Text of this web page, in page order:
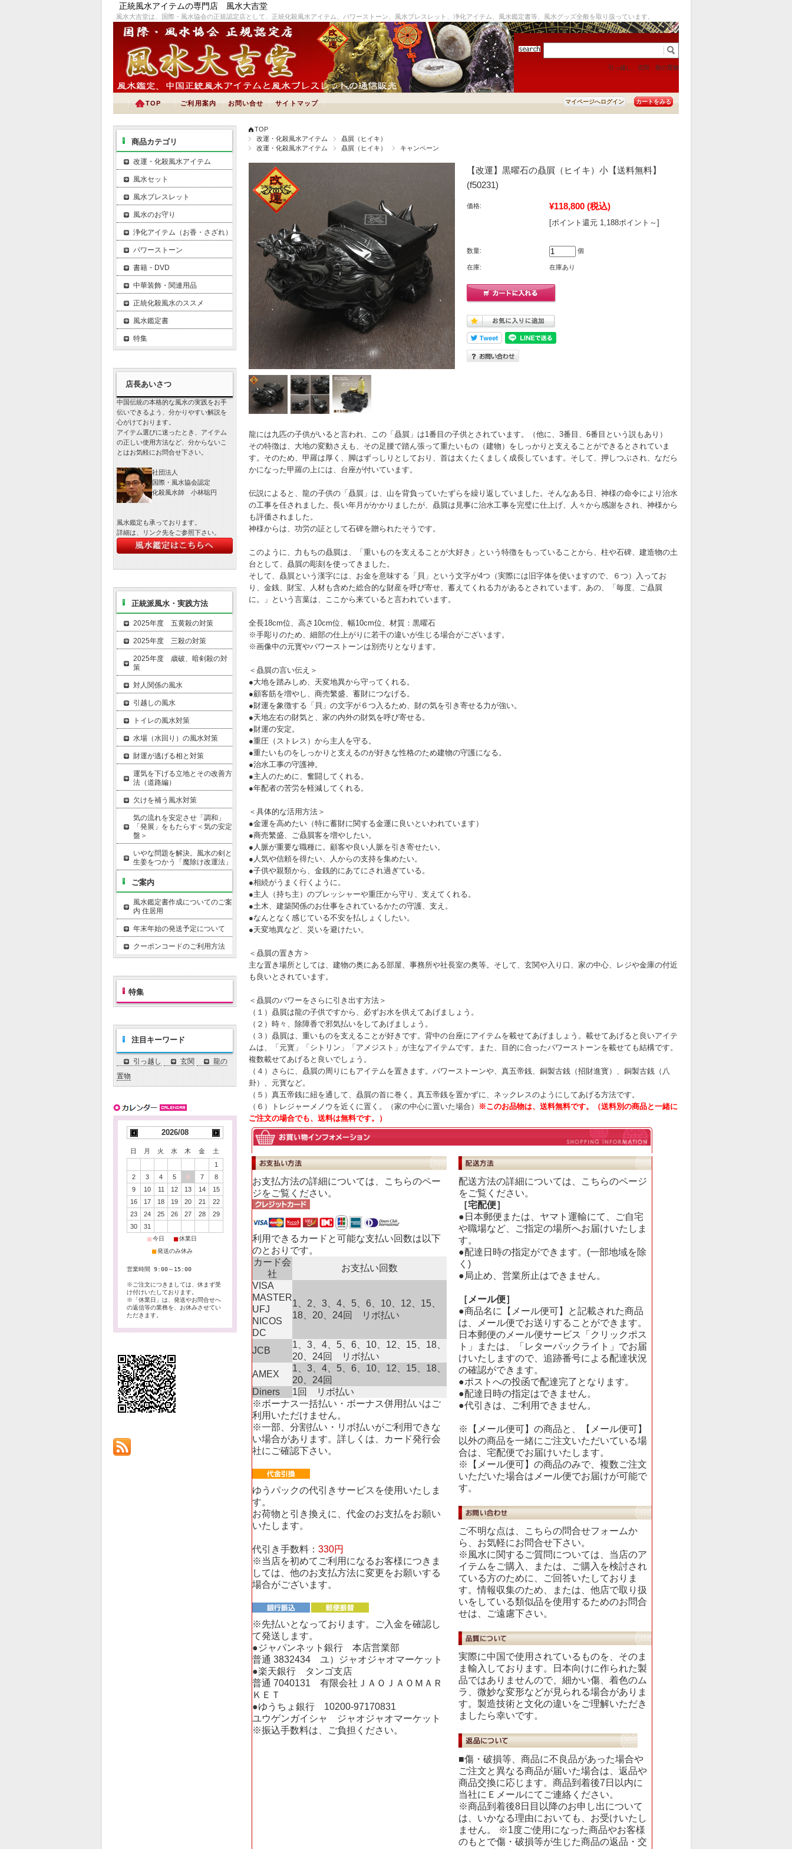
正統風水アイテムの専門店 風水大吉堂
風水大吉堂は、国際・風水協会の正規認定店として、正統化殺風水アイテム、パワーストーン、風水ブレスレット、浄化アイテム、風水鑑定書等、風水グッズ全般を取り扱っています。
引っ越し 玄関 龍の置物
マイページへログイン カートをみる
TOP ご利用案内 お問い合せ サイトマップ
TOP
改運・化殺風水アイテム
贔屓（ヒイキ）
改運・化殺風水アイテム
贔屓（ヒイキ） キャンペーン
【改運】黒曜石の贔屓（ヒイキ）小【送料無料】
(f50231)
価格: ¥118,800 (税込)
[ポイント還元 1,188ポイント～]
数量: 個
在庫: 在庫あり
龍には九匹の子供がいると言われ、この「贔屓」は1番目の子供とされています。（他に、3番目、6番目という説もあり）
その特徴は、大地の変動さえも、その足腰で踏ん張って重たいもの（建物）をしっかりと支えることができるとされていま
す。そのため、甲羅は厚く、脚はずっしりとしており、首は太くたくましく成長しています。そして、押しつぶされ、なだら
かになった甲羅の上には、台座が付いています。
伝説によると、龍の子供の「贔屓」は、山を背負っていたずらを繰り返していました。そんなある日、神様の命令により治水
の工事を任されました。長い年月がかかりましたが、贔屓は見事に治水工事を完璧に仕上げ、人々から感謝をされ、神様から
も評価されました。
神様からは、功労の証として石碑を贈られたそうです。
このように、力もちの贔屓は、「重いものを支えることが大好き」という特徴をもっていることから、柱や石碑、建造物の土
台として、贔屓の彫刻を使ってきました。
そして、贔屓という漢字には、お金を意味する「貝」という文字が4つ（実際には旧字体を使いますので、６つ）入ってお
り、金銭、財宝、人材も含めた総合的な財産を呼び寄せ、蓄えてくれる力があるとされています。あの、「毎度、ご贔屓
に。」という言葉は、ここから来ていると言われています。
全長18cm位、高さ10cm位、幅10cm位、材質：黒曜石
※手彫りのため、細部の仕上がりに若干の違いが生じる場合がございます。
※画像中の元寳やパワーストーンは別売りとなります。
＜贔屓の言い伝え＞
●大地を踏みしめ、天変地異から守ってくれる。
●顧客筋を増やし、商売繁盛、蓄財につなげる。
●財運を象徴する「貝」の文字が６つ入るため、財の気を引き寄せる力が強い。
●天地左右の財気と、家の内外の財気を呼び寄せる。
●財運の安定。
●重圧（ストレス）から主人を守る。
●重たいものをしっかりと支えるのが好きな性格のため建物の守護になる。
●治水工事の守護神。
●主人のために、奮闘してくれる。
●年配者の苦労を軽減してくれる。
＜具体的な活用方法＞
●金運を高めたい（特に蓄財に関する金運に良いといわれています）
●商売繁盛、ご贔屓客を増やしたい。
●人脈が重要な職種に。顧客や良い人脈を引き寄せたい。
●人気や信頼を得たい、人からの支持を集めたい。
●子供や親類から、金銭的にあてにされ過ぎている。
●相続がうまく行くように。
●主人（持ち主）のプレッシャーや重圧から守り、支えてくれる。
●土木、建築関係のお仕事をされているかたの守護、支え。
●なんとなく感じている不安を払しょくしたい。
●天変地異など、災いを避けたい。
＜贔屓の置き方＞
主な置き場所としては、建物の奥にある部屋、事務所や社長室の奥等。そして、玄関や入り口、家の中心、レジや金庫の付近
も良いとされています。
＜贔屓のパワーをさらに引き出す方法＞
（１）贔屓は龍の子供ですから、必ずお水を供えてあげましょう。
（２）時々、除障香で邪気払いをしてあげましょう。
（３）贔屓は、重いものを支えることが好きです。背中の台座にアイテムを載せてあげましょう。載せてあげると良いアイテ
ムは、「元寳」「シトリン」「アメジスト」が主なアイテムです。また、目的に合ったパワーストーンを載せても結構です。
複数載せてあげると良いでしょう。
（４）さらに、贔屓の周りにもアイテムを置きます。パワーストーンや、真五帝銭、銅製古銭（招財進寳）、銅製古銭（八
卦）、元寳など。
（５）真五帝銭に紐を通して、贔屓の首に巻く。真五帝銭を置かずに、ネックレスのようにしてあげる方法です。
（６）トレジャーメノウを近くに置く。（家の中心に置いた場合）
※このお品物は、送料無料です。（送料別の商品と一緒に
ご注文の場合でも、送料は無料です。）
お支払方法の詳細については、 こちらのペー
ジをご覧ください。
利用できるカードと可能な支払い回数は以下
のとおりです。
カード会
社
お支払い回数
VISA
MASTER
UFJ
NICOS
DC
1、2、3、4、5、6、10、12、15、
18、20、24回 リボ払い
JCB
1、3、4、5、6、10、12、15、18、
20、24回 リボ払い
AMEX
1、3、4、5、6、10、12、15、18、
20、24回
Diners
1回 リボ払い
※ボーナス一括払い・ボーナス併用払いはご
利用いただけません。
※一部、分割払い・リボ払いがご利用できな
い場合があります。詳しくは、カード発行会
社にご確認下さい。
ゆうパックの代引きサービスを使用いたしま
す。
お荷物と引き換えに、代金のお支払をお願い
いたします。
代引き手数料： 330円
※当店を初めてご利用になるお客様につきま
しては、他のお支払方法に変更をお願いする
場合がございます。
※先払いとなっております。ご入金を確認し
て発送します。
●ジャパンネット銀行 本店営業部
普通 3832434 ユ）ジャオジャオマーケット
●楽天銀行 タンゴ支店
普通 7040131 有限会社ＪＡＯＪＡＯＭＡＲ
ＫＥＴ
●ゆうちょ銀行 10200-97170831
ユウゲンガイシャ ジャオジャオマーケット
※振込手数料は、ご負担ください。
配送方法の詳細については、 こちらのページ
をご覧ください。
［宅配便］
●日本郵便または、ヤマト運輸にて、ご自宅
や職場など、ご指定の場所へお届けいたしま
す。
●配達日時の指定ができます。(一部地域を除
く)
●局止め、営業所止はできません。
［メール便］
●商品名に【メール便可】と記載された商品
は、メール便でお送りすることができます。
日本郵便のメール便サービス「クリックポス
ト」または、「レターパックライト」でお届
けいたしますので、追跡番号による配達状況
の確認ができます。
●ポストへの投函で配達完了となります。
●配達日時の指定はできません。
●代引きは、ご利用できません。
※【メール便可】の商品と、【メール便可】
以外の商品を一緒にご注文いただいている場
合は、宅配便でお届けいたします。
※【メール便可】の商品のみで、複数ご注文
いただいた場合はメール便でお届けが可能で
す。
ご不明な点は、こちらの問合せフォームか
ら、お気軽にお問合せ下さい。
※風水に関するご質問については、当店のア
イテムをご購入、または、ご購入を検討され
ている方のために、ご回答いたしておりま
す。情報収集のため、または、他店で取り扱
いをしている類似品を使用するためのお問合
せは、ご遠慮下さい。
実際に中国で使用されているものを、そのま
ま輸入しております。日本向けに作られた製
品ではありませんので、細かい傷、着色のム
ラ、微妙な変形などが見られる場合がありま
す。製造技術と文化の違いをご理解いただき
ましたら幸いです。
■傷・破損等、商品に不良品があった場合や
ご注文と異なる商品が届いた場合は、返品や
商品交換に応じます。商品到着後7日以内に
当社にＥメールにてご連絡ください。
※商品到着後8日目以降のお申し出について
は、いかなる理由においても、お受けいたし
ません。 ※1度ご使用になった商品やお客様
のもとで傷・破損等が生じた商品の返品・交
商品カテゴリ
改運・化殺風水アイテム
風水セット
風水ブレスレット
風水のお守り
浄化アイテム（お香・さざれ）
パワーストーン
書籍・DVD
中華装飾・関連用品
正統化殺風水のススメ
風水鑑定書
特集
店長あいさつ
中国伝統の本格的な風水の実践をお手
伝いできるよう、分かりやすい解説を
心がけております。
アイテム選びに迷ったとき、アイテム
の正しい使用方法など、分からないこ
とはお気軽にお問合せ下さい。
社団法人
国際・風水協会認定
化殺風水師 小林聡円
風水鑑定も承っております。
詳細は、リンク先をご参照下さい。
正統派風水・実践方法
2025年度 五黄殺の対策
2025年度 三殺の対策
2025年度 歳破、暗剣殺の対
策
対人関係の風水
引越しの風水
トイレの風水対策
水場（水回り）の風水対策
財運が逃げる相と対策
運気を下げる立地とその改善方
法（道路編）
欠けを補う風水対策
気の流れを安定させ「調和」
「発展」をもたらす＜気の安定
盤＞
いやな問題を解決。風水の剣と
生姜をつかう「魔除け改運法」
ご案内
風水鑑定書作成についてのご案
内 住居用
年末年始の発送予定について
クーポンコードのご利用方法
特集
注目キーワード
引っ越し 玄関
龍の
置物
2026/08
日 月 火 水 木 金
土
1
2
3 4 5 6 7
8
9
10 11 12 13 14
15
16
17 18 19 20 21
22
23
24 25 26 27 28
29
30
31
■今日 ■休業日
■ 発送のみ休み
営業時間 9:00～15:00
※ご注文につきましては、休まず受
け付けいたしております。
※「休業日」は、発送やお問合せへ
の返信等の業務を、お休みさせてい
ただきます。